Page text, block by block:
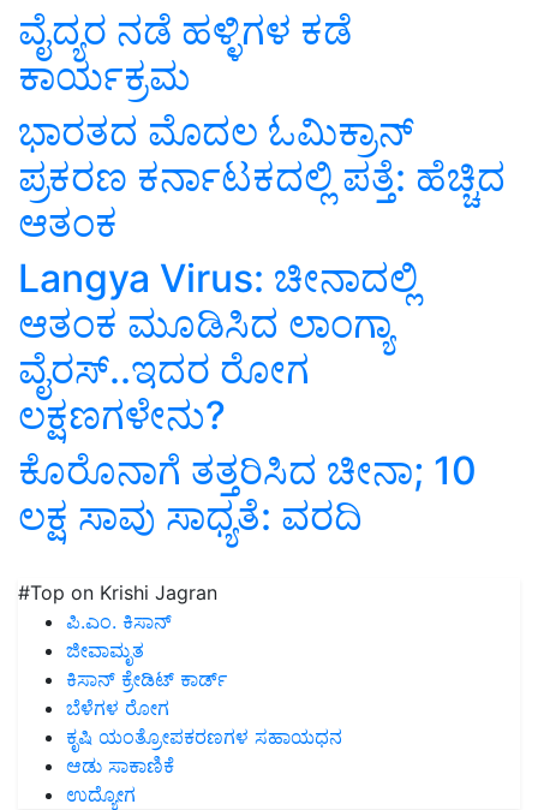
ವೈದ್ಯರ ನಡೆ ಹಳ್ಳಿಗಳ ಕಡೆ
ಕಾರ್ಯಕ್ರಮ
ಭಾರತದ ಮೊದಲ ಓಮಿಕ್ರಾನ್
ಪ್ರಕರಣ ಕರ್ನಾಟಕದಲ್ಲಿ ಪತ್ತೆ: ಹೆಚ್ಚಿದ
ಆತಂಕ
Langya Virus: ಚೀನಾದಲ್ಲಿ
ಆತಂಕ ಮೂಡಿಸಿದ ಲಾಂಗ್ಯಾ
ವೈರಸ್‌..ಇದರ ರೋಗ
ಲಕ್ಷಣಗಳೇನು?
ಕೊರೊನಾಗೆ ತತ್ತರಿಸಿದ ಚೀನಾ; 10
ಲಕ್ಷ ಸಾವು ಸಾಧ್ಯತೆ: ವರದಿ
#Top on Krishi Jagran
ಪಿ.ಎಂ. ಕಿಸಾನ್
ಜೀವಾಮೃತ
ಕಿಸಾನ್ ಕ್ರೇಡಿಟ್ ಕಾರ್ಡ್
ಬೆಳೆಗಳ ರೋಗ
ಕೃಷಿ ಯಂತ್ರೋಪಕರಣಗಳ ಸಹಾಯಧನ
ಆಡು ಸಾಕಾಣಿಕೆ
ಉದ್ಯೋಗ